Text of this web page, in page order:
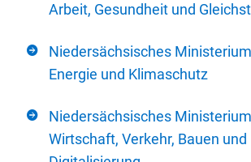
Arbeit, Gesundheit und
Niedersächsisches
Energie und Klimaschutz
Niedersächsisches
Wirtschaft, Verkehr, Bauen und